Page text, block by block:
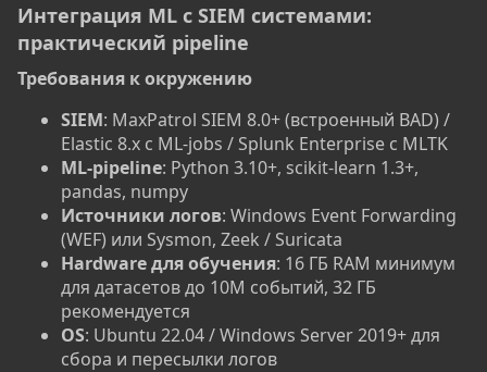
Интеграция ML с SIEM системами:
практический pipeline​
Требования к окружению​
SIEM: MaxPatrol SIEM 8.0+ (встроенный BAD) /
Elastic 8.x с ML-jobs / Splunk Enterprise с MLTK
ML-pipeline: Python 3.10+, scikit-learn 1.3+,
pandas, numpy
Источники логов: Windows Event Forwarding
(WEF) или Sysmon, Zeek / Suricata
Hardware для обучения: 16 ГБ RAM минимум
для датасетов до 10M событий, 32 ГБ
рекомендуется
OS: Ubuntu 22.04 / Windows Server 2019+ для
сбора и пересылки логов